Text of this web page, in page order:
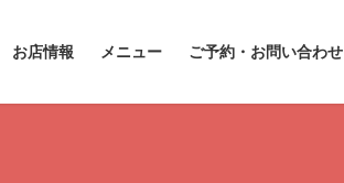
お店情報 メニュー ご予約・お問い合わせ